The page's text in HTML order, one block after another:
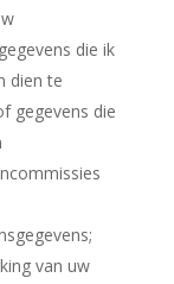
die ik
dien te
gegevens die
van uw